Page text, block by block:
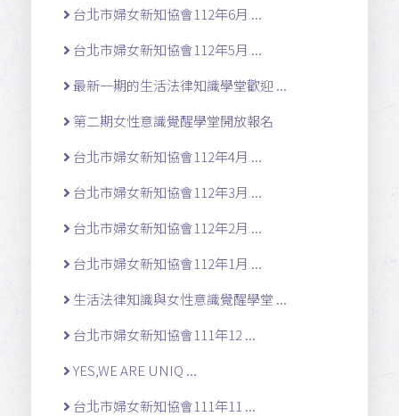
台北市婦女新知協會112年6月 ...
台北市婦女新知協會112年5月 ...
最新一期的生活法律知識學堂歡迎 ...
第二期女性意識覺醒學堂開放報名
台北市婦女新知協會112年4月 ...
台北市婦女新知協會112年3月 ...
台北市婦女新知協會112年2月 ...
台北市婦女新知協會112年1月 ...
生活法律知識與女性意識覺醒學堂 ...
台北市婦女新知協會111年12 ...
YES,WE ARE UNIQ ...
台北市婦女新知協會111年11 ...